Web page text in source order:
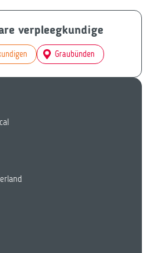
verpleegkundige
Graubünden